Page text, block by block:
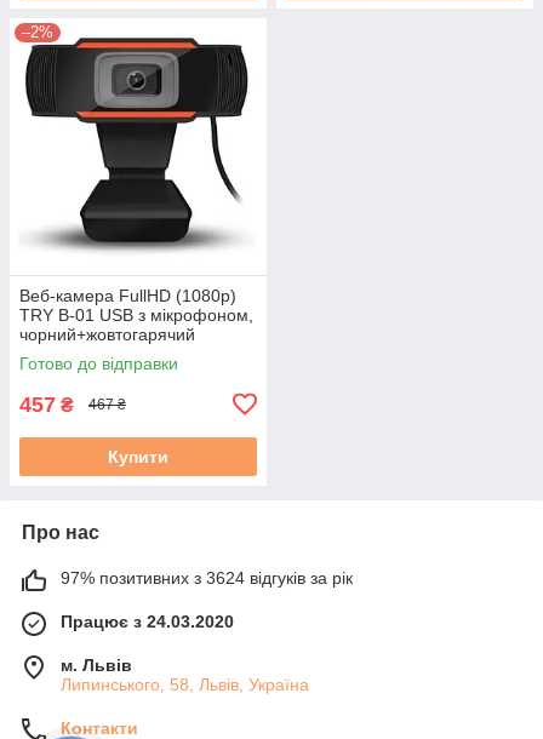
–2%
Веб-камера FullHD (1080p)
TRY B-01 USB з мікрофоном,
чорний+жовтогарячий
Готово до відправки
457 ₴ 467 ₴
Купити
Про нас
97% позитивних з 3624 відгуків за рік
Працює з 24.03.2020
м. Львів
Липинського, 58, Львів, Україна
Контакти